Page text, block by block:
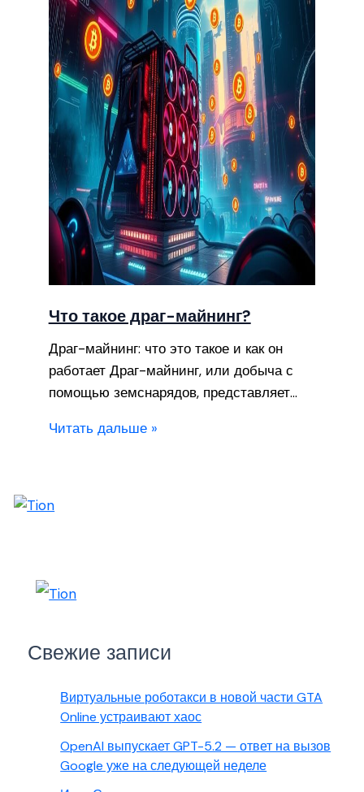
Что такое драг-майнинг?
Драг-майнинг: что это такое и как он
работает Драг-майнинг, или добыча с
помощью земснарядов, представляет…
Читать дальше »
Свежие записи
Виртуальные роботакси в новой части GTA
Online устраивают хаос
OpenAI выпускает GPT-5.2 — ответ на вызов
Google уже на следующей неделе